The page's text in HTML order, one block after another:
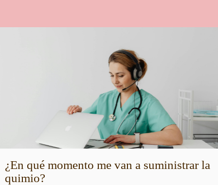
¿En qué momento me van a suministrar la
quimio?